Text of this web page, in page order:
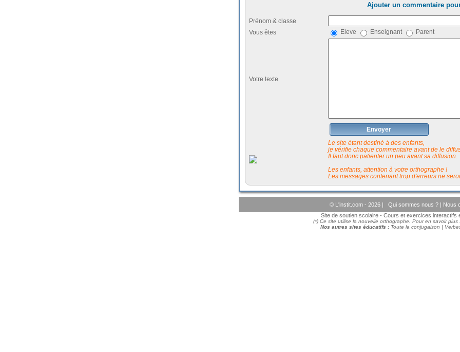
Ajouter un commentaire
Prénom & classe
Vous êtes
Eleve Enseignant Parent
Votre texte
Envoyer
Le site étant destiné à des enfants,
je vérifie chaque commentaire avant de le
Il faut donc patienter un peu avant sa diffusion.
Les enfants, attention à votre orthographe !
Les messages contenant trop d'erreurs ne
© L'instit.com - 2026 | Qui sommes nous ?
Nous
Site de soutien scolaire - Cours et exercices interactifs
(*) Ce site utilise la nouvelle orthographe. Pour en savoir
Nos autres sites éducatifs : Toute la conjugaison |